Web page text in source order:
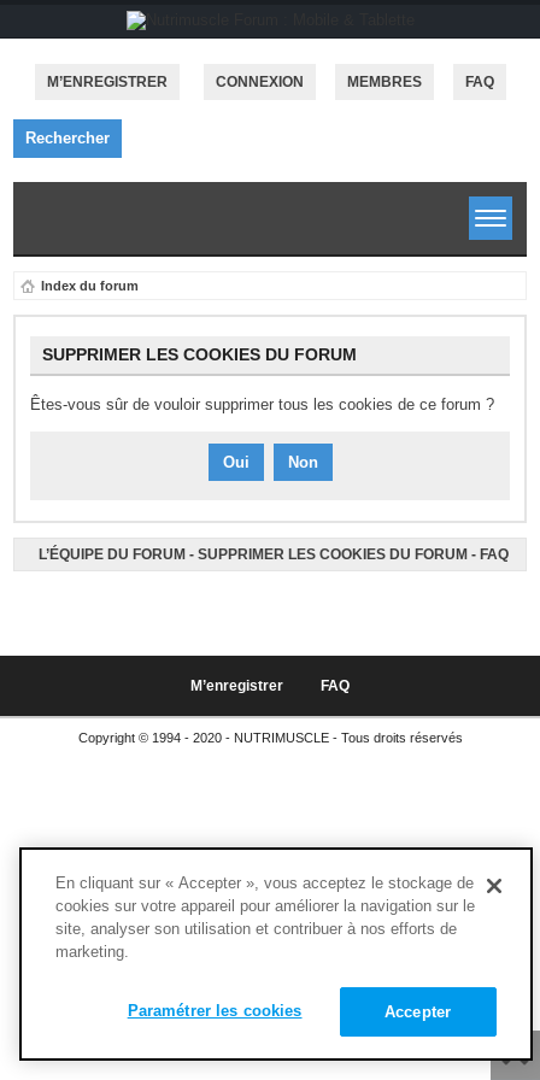
M’ENREGISTRER CONNEXION MEMBRES FAQ
Rechercher
Index du forum
SUPPRIMER LES COOKIES DU FORUM
Êtes-vous sûr de vouloir supprimer tous les cookies de ce forum ?
L’ÉQUIPE DU FORUM - SUPPRIMER LES COOKIES DU FORUM - FAQ
M’enregistrer FAQ
Copyright © 1994 - 2020 - NUTRIMUSCLE - Tous droits réservés
En cliquant sur « Accepter », vous acceptez le stockage de
cookies sur votre appareil pour améliorer la navigation sur le
site, analyser son utilisation et contribuer à nos efforts de
marketing.
Accepter
Paramétrer les cookies